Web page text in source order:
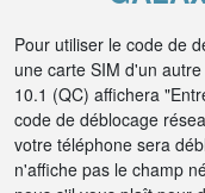
Pour utiliser le code de
une carte SIM d'un
10.1 (QC) affichera
code de déblocage
votre téléphone sera
n'affiche pas le champ